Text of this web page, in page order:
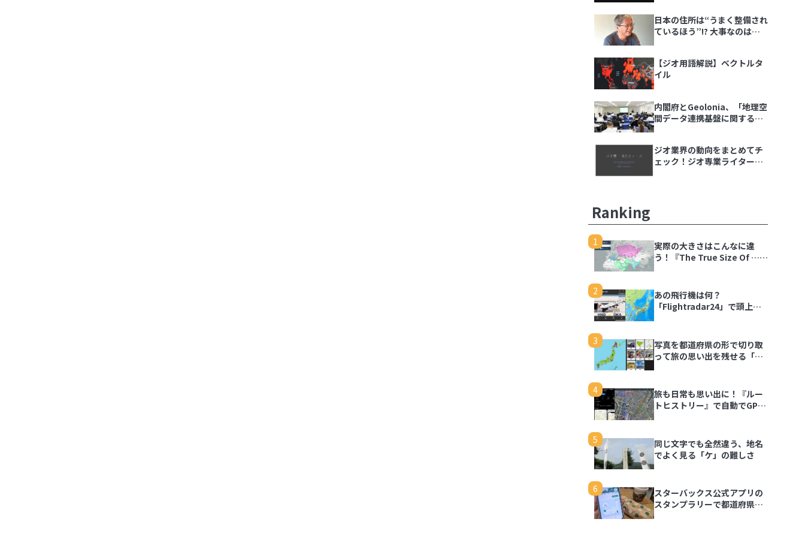
ト
日本の住所は“うまく整備され
ているほう”!? 大事なのは
【ジオ用語解説】ベクトルタ
イル
内閣府とGeolonia、「地理空
間データ連携基盤に関する勉
ジオ業界の動向をまとめてチ
ェック！ジオ専業ライター片
Ranking
1
実際の大きさはこんなに違
う！『The True Size Of …』
2
あの飛行機は何？
「Flightradar24」で頭上の
3
写真を都道府県の形で切り取
って旅の思い出を残せる「旅
4
旅も日常も思い出に！『ルー
トヒストリー』で自動でGPS
5
同じ文字でも全然違う、地名
でよく見る「ケ」の難しさ
6
スターバックス公式アプリの
スタンプラリーで都道府県の